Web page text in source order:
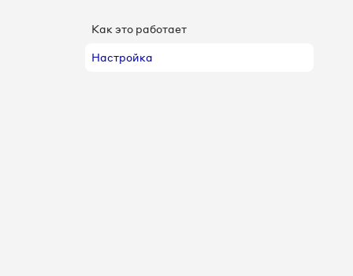
Как это работает
Настройка